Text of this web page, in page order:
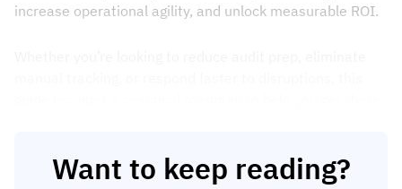
increase operational agility, and unlock measurable ROI.
Want to keep reading?